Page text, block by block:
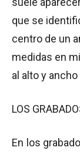
que se
centro de un
medidas en
al alto y
LOS
En los